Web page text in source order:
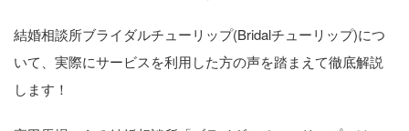
結婚相談所ブライダルチューリップ(Bridalチューリップ)につ
いて、実際にサービスを利用した方の声を踏まえて徹底解説
します！